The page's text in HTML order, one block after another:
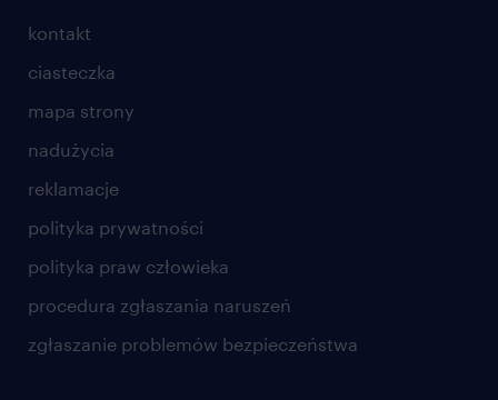
kontakt
ciasteczka
mapa strony
nadużycia
reklamacje
polityka prywatności
polityka praw człowieka
procedura zgłaszania naruszeń
zgłaszanie problemów bezpieczeństwa